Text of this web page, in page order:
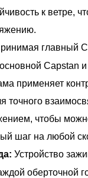
к ветре,
главный
Capstan
применяет
точного
чтобы
шаг на любой
Устройство
оберточной